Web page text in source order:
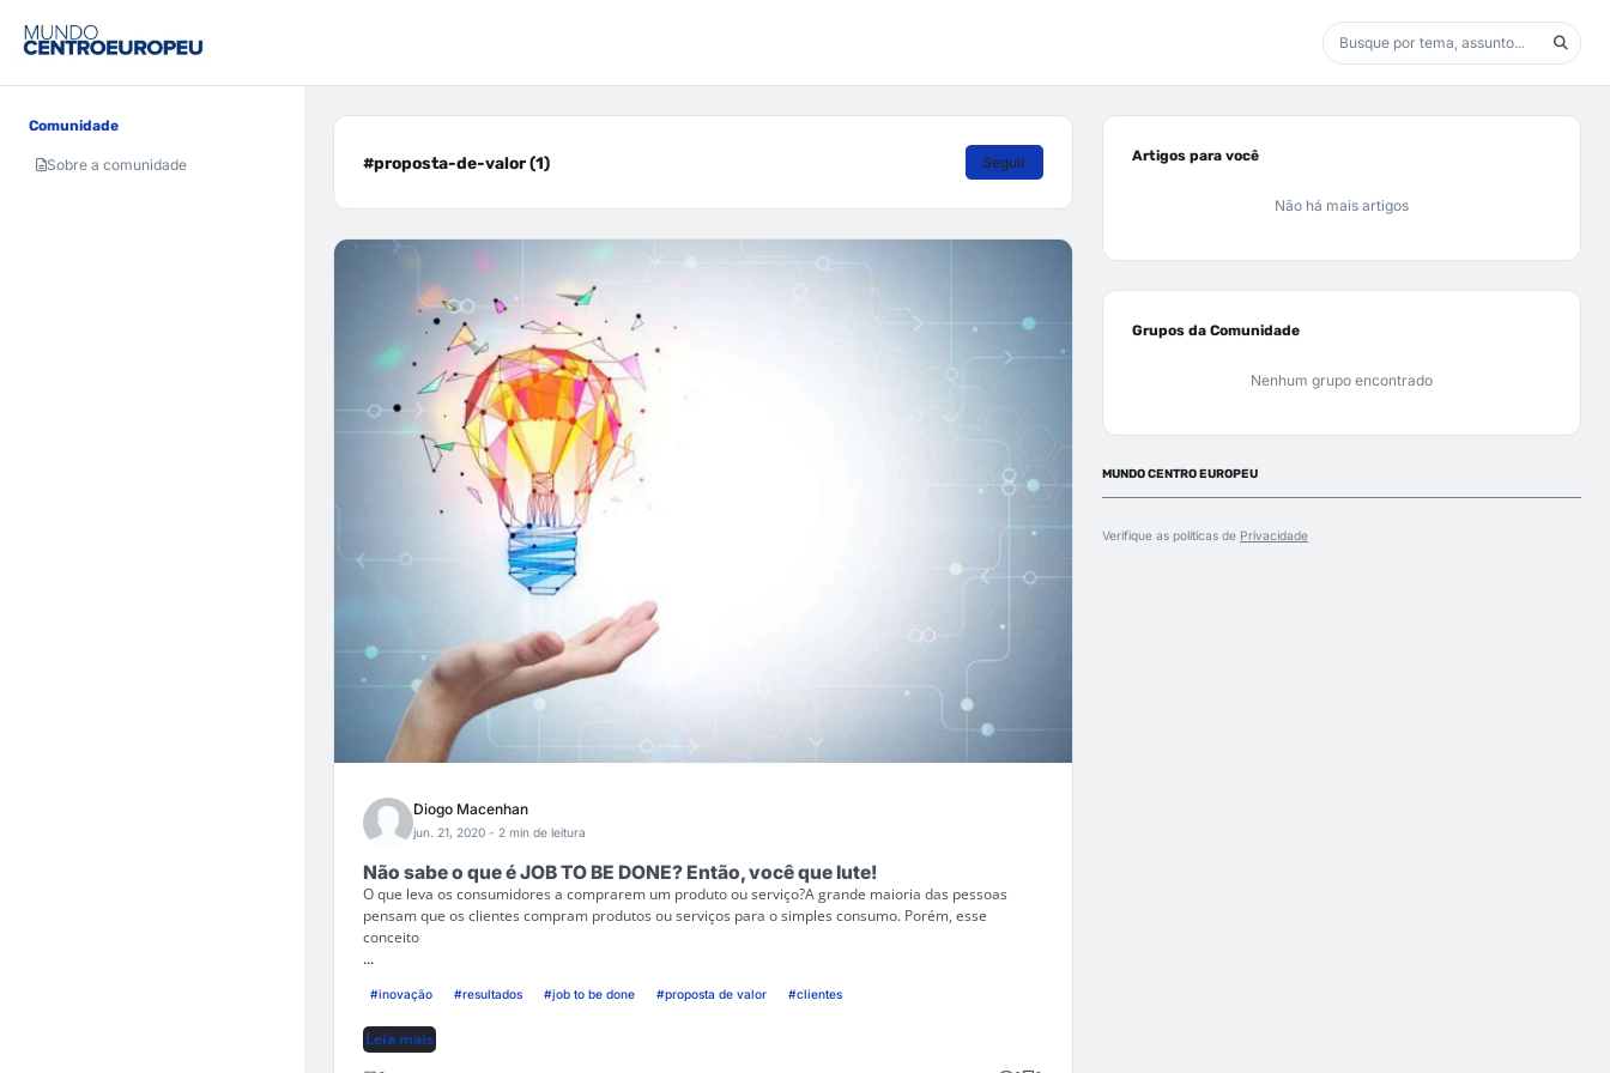
Comunidade
Sobre a comunidade #proposta-de-valor (1) Seguir
Diogo Macenhan
jun. 21, 2020 - 2 min de leitura
Não sabe o que é JOB TO BE DONE? Então, você que lute!
O que leva os consumidores a comprarem um produto ou serviço?A grande maioria das pessoas
pensam que os clientes compram produtos ou serviços para o simples consumo. Porém, esse
conceito
...
#inovação #resultados #job to be done #proposta de valor #clientes
Leia mais
Artigos para você
Não há mais artigos
Grupos da Comunidade
Nenhum grupo encontrado
MUNDO CENTRO EUROPEU
Verifique as políticas de Privacidade